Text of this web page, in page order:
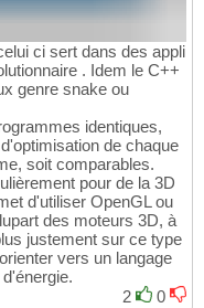
ci sert dans des appli
. Idem le C++
genre snake ou
identiques,
de chaque
soit comparables.
pour de la 3D
d'utiliser OpenGL ou
des moteurs 3D, à
justement sur ce type
vers un langage
2
0